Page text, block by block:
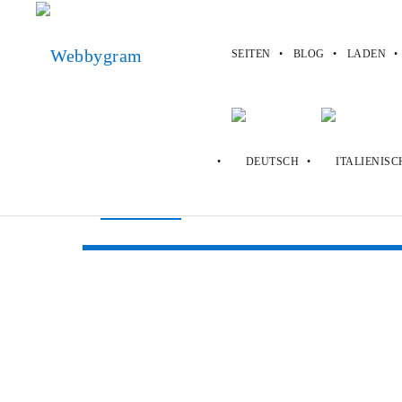
SEITEN BLOG LADEN
Oodle